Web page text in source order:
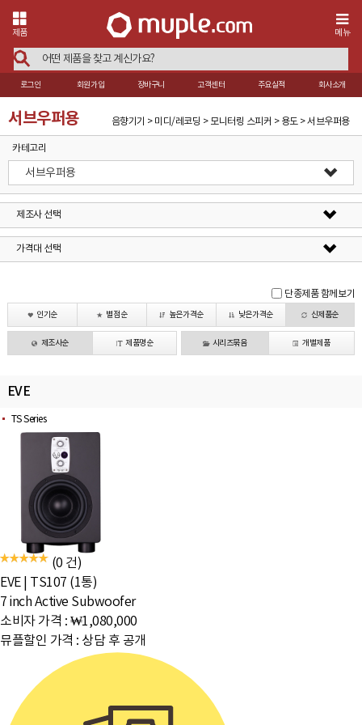
제품 메뉴
로그인 회원가입 장바구니 고객센터 주요실적 회사소개
서브우퍼용 음향기기 > 미디/레코딩 > 모니터링 스피커 > 용도 > 서브우퍼용
카테고리
서브우퍼용
제조사 선택
가격대 선택
단종제품 함께보기
인기순 별점순 높은가격순 낮은가격순 신제품순
제조사순 제품명순 시리즈묶음 개별제품
EVE
TS Series
(0 건)
EVE
TS107 (1통)
7 inch Active Subwoofer
소비자 가격 : ₩1,080,000
뮤플할인 가격 : 상담 후 공개